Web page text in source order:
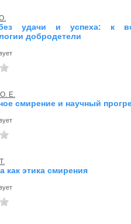
удачи и успеха: к
добродетели
Е.
смирение и научный
как этика смирения